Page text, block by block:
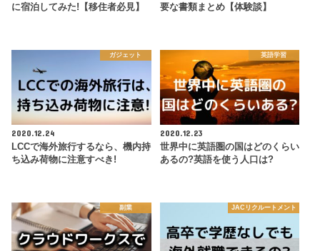
に宿泊してみた!【移住者必見】
要な書類まとめ【体験談】
ガジェット
2020.12.24
LCCで海外旅行するなら、機内持
ち込み荷物に注意すべき!
英語学習
2020.12.23
世界中に英語圏の国はどのくらい
あるの?英語を使う人口は?
副業 JACリクルートメント